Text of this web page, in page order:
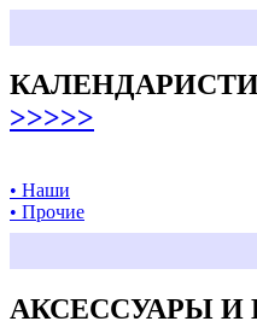
>>>>>
• Наши
• Прочие
АКСЕССУАРЫ И